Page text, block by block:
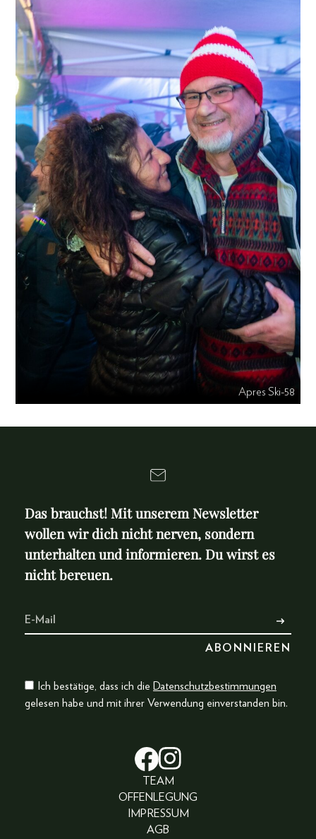
Apres Ski-58
Das brauchst! Mit unserem Newsletter
wollen wir dich nicht nerven, sondern
unterhalten und informieren. Du wirst es
nicht bereuen.
Ich bestätige, dass ich die Datenschutzbestimmungen
gelesen habe und mit ihrer Verwendung einverstanden bin.
TEAM
OFFENLEGUNG
IMPRESSUM
AGB